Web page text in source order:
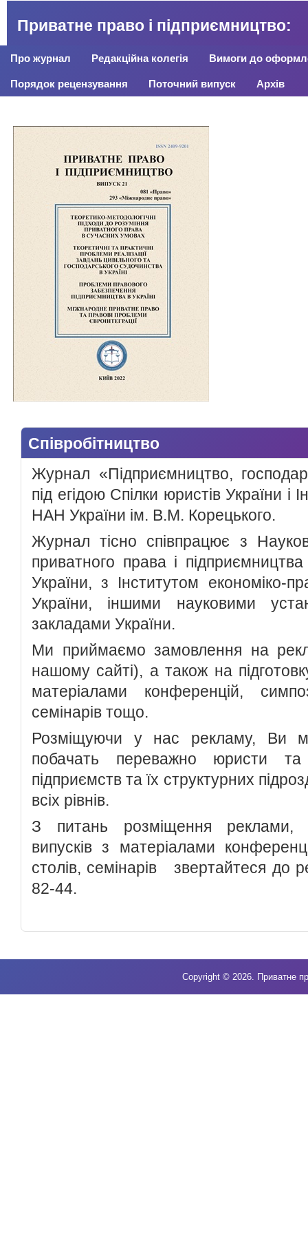
Приватне право і підприємництво:
Про журнал Редакційна колегія Вимоги до
Порядок рецензування Поточний випуск Архів
Співробітництво
Журнал «Підприємництво,
під егідою Спілки юристів України і
НАН України ім. В.М. Корецького.
Журнал тісно співпрацює з
приватного права і
України, з Інститутом економіко-
України, іншими науковими
закладами України.
Ми приймаємо замовлення на
нашому сайті), а також на
матеріалами конференцій,
семінарів тощо.
Розміщуючи у нас рекламу, Ви
побачать переважно юристи та
підприємств та їх структурних
всіх рівнів.
З питань розміщення реклами,
випусків з матеріалами
столів, семінарів звертайтеся до
82-44.
Copyright © 2026. Приватне